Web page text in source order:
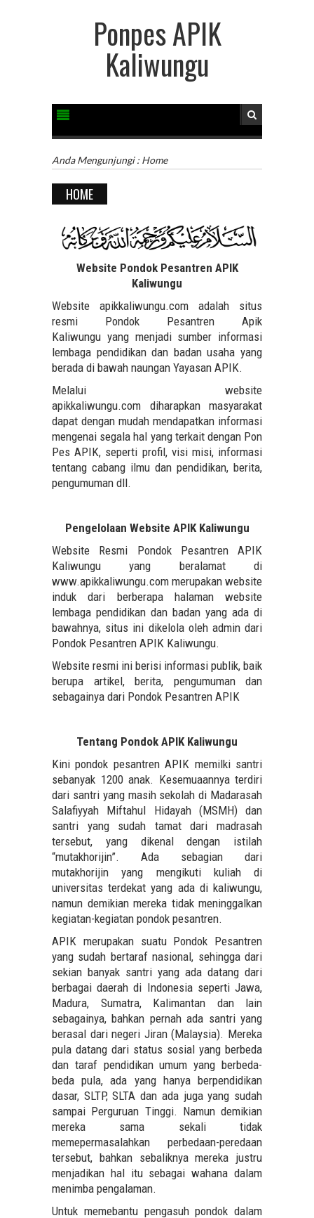
Ponpes APIK
Kaliwungu
Anda Mengunjungi : Home
HOME
Website Pondok Pesantren APIK
Kaliwungu
Website apikkaliwungu.com adalah situs
resmi Pondok Pesantren Apik
Kaliwungu yang menjadi sumber informasi
lembaga pendidikan dan badan usaha yang
berada di bawah naungan Yayasan APIK.
Melalui website
apikkaliwungu.com diharapkan masyarakat
dapat dengan mudah mendapatkan informasi
mengenai segala hal yang terkait dengan Pon
Pes APIK, seperti profil, visi misi, informasi
tentang cabang ilmu dan pendidikan, berita,
pengumuman dll.
Pengelolaan Website APIK Kaliwungu
Website Resmi Pondok Pesantren APIK
Kaliwungu yang beralamat di
www.apikkaliwungu.com merupakan website
induk dari berberapa halaman website
lembaga pendidikan dan badan yang ada di
bawahnya, situs ini dikelola oleh admin dari
Pondok Pesantren APIK Kaliwungu.
Website resmi ini berisi informasi publik, baik
berupa artikel, berita, pengumuman dan
sebagainya dari Pondok Pesantren APIK
Tentang Pondok APIK Kaliwungu
Kini pondok pesantren APIK memilki santri
sebanyak 1200 anak. Kesemuaannya terdiri
dari santri yang masih sekolah di Madarasah
Salafiyyah Miftahul Hidayah (MSMH) dan
santri yang sudah tamat dari madrasah
tersebut, yang dikenal dengan istilah
“mutakhorijin”. Ada sebagian dari
mutakhorijin yang mengikuti kuliah di
universitas terdekat yang ada di kaliwungu,
namun demikian mereka tidak meninggalkan
kegiatan-kegiatan pondok pesantren.
APIK merupakan suatu Pondok Pesantren
yang sudah bertaraf nasional, sehingga dari
sekian banyak santri yang ada datang dari
berbagai daerah di Indonesia seperti Jawa,
Madura, Sumatra, Kalimantan dan lain
sebagainya, bahkan pernah ada santri yang
berasal dari negeri Jiran (Malaysia). Mereka
pula datang dari status sosial yang berbeda
dan taraf pendidikan umum yang berbeda-
beda pula, ada yang hanya berpendidikan
dasar, SLTP, SLTA dan ada juga yang sudah
sampai Perguruan Tinggi. Namun demikian
mereka sama sekali tidak
memepermasalahkan perbedaan-peredaan
tersebut, bahkan sebaliknya mereka justru
menjadikan hal itu sebagai wahana dalam
menimba pengalaman.
Untuk memebantu pengasuh pondok dalam